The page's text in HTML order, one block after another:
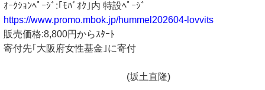
ｵｰｸｼｮﾝﾍﾟｰｼﾞ:｢ﾓﾊﾞｵｸ｣内 特設ﾍﾟｰｼﾞ
https://www.promo.mbok.jp/hummel202604-lovvits
販売価格:8,800円からｽﾀｰﾄ
寄付先｢大阪府女性基金｣に寄付
(坂土直隆)